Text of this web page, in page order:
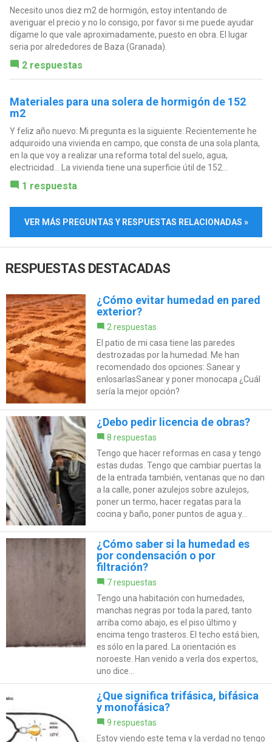
Necesito unos diez m2 de hormigón, estoy intentando de
averiguar el precio y no lo consigo, por favor si me puede ayudar
dígame lo que vale aproximadamente, puesto en obra. El lugar
seria por alrededores de Baza (Granada).
2 respuestas
Materiales para una solera de hormigón de 152
m2
Y feliz año nuevo: Mi pregunta es la siguiente: Recientemente he
adquiroido una vivienda en campo, que consta de una sola planta,
en la que voy a realizar una reforma total del suelo, agua,
electricidad... La vivienda tiene una superficie útil de 152...
1 respuesta
VER MÁS PREGUNTAS Y RESPUESTAS RELACIONADAS »
RESPUESTAS DESTACADAS
¿Cómo evitar humedad en pared
exterior?
2 respuestas
El patio de mi casa tiene las paredes
destrozadas por la humedad. Me han
recomendado dos opciones: Sanear y
enlosarlasSanear y poner monocapa ¿Cuál
sería la mejor opción?
¿Debo pedir licencia de obras?
8 respuestas
Tengo que hacer reformas en casa y tengo
estas dudas. Tengo que cambiar puertas la
de la entrada también, ventanas que no dan
a la calle, poner azulejos sobre azulejos,
poner un termo, hacer regatas para la
cocina y baño, poner puntos de agua y...
¿Cómo saber si la humedad es
por condensación o por
filtración?
7 respuestas
Tengo una habitación con humedades,
manchas negras por toda la pared, tanto
arriba como abajo, es el piso último y
encima tengo trasteros. El techo está bien,
es sólo en la pared. La orientación es
noroeste. Han venido a verla dos expertos,
uno dice...
¿Que significa trifásica, bifásica
y monofásica?
9 respuestas
Estoy viendo este tema y la verdad no tengo